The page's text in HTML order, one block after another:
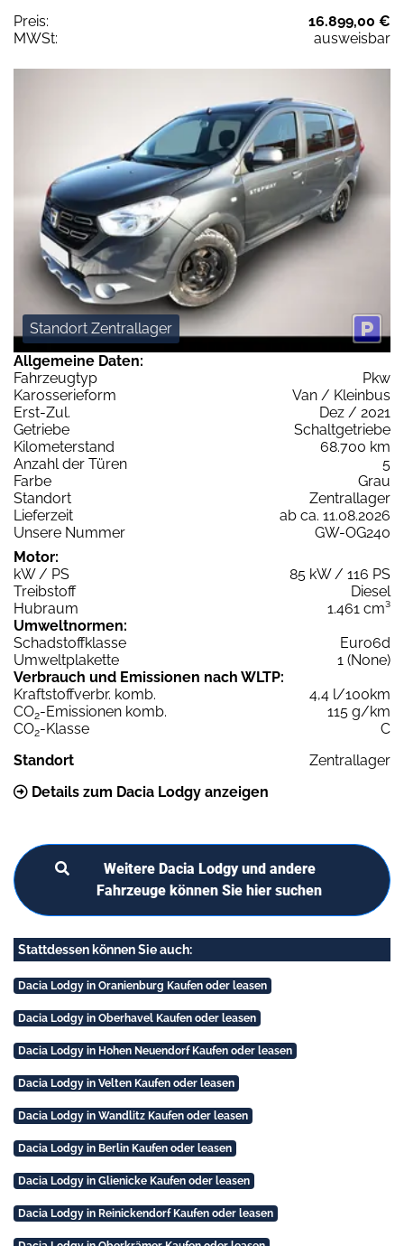
Preis:
16.899,00 €
MWSt:
ausweisbar
Standort Zentrallager
Allgemeine Daten:
Fahrzeugtyp
Pkw
Karosserieform
Van / Kleinbus
Erst-Zul.
Dez / 2021
Getriebe
Schaltgetriebe
Kilometerstand
68.700 km
Anzahl der Türen
5
Farbe
Grau
Standort
Zentrallager
Lieferzeit
ab ca. 11.08.2026
Unsere Nummer
GW-OG240
Motor:
kW / PS
85 kW / 116 PS
Treibstoff
Diesel
Hubraum
1.461 cm³
Umweltnormen:
Schadstoffklasse
Euro6d
Umweltplakette
1 (None)
Verbrauch und Emissionen nach WLTP:
Kraftstoffverbr. komb.
4,4 l/100km
CO2-Emissionen komb.
115 g/km
CO2-Klasse
C
Standort
Zentrallager
Details zum Dacia Lodgy anzeigen
Weitere Dacia Lodgy und andere
Fahrzeuge können Sie hier suchen
Stattdessen können Sie auch:
Dacia Lodgy in Oranienburg Kaufen oder leasen
Dacia Lodgy in Oberhavel Kaufen oder leasen
Dacia Lodgy in Hohen Neuendorf Kaufen oder leasen
Dacia Lodgy in Velten Kaufen oder leasen
Dacia Lodgy in Wandlitz Kaufen oder leasen
Dacia Lodgy in Berlin Kaufen oder leasen
Dacia Lodgy in Glienicke Kaufen oder leasen
Dacia Lodgy in Reinickendorf Kaufen oder leasen